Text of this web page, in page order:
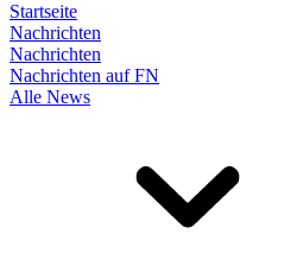
Startseite
Nachrichten
Nachrichten
Nachrichten auf FN
Alle News